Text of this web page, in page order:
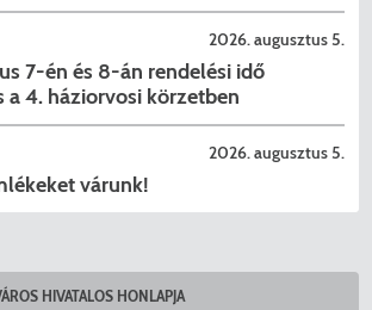
2026. augusztus 5.
7-én és 8-án rendelési idő
a 4. háziorvosi körzetben
2026. augusztus 5.
várunk!
HIVATALOS HONLAPJA